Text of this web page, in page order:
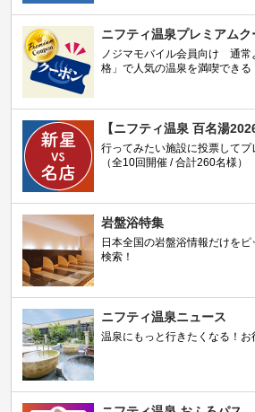
ニフティ温泉プレミアムク
ノジマモバイル会員向け 通常
格」で人気の温泉を満喫できる
【ニフティ温泉 百名湯2026
行ってみたい施設に投票してプ
（全10回開催 / 合計260名様）
岩盤浴特集
日本全国の岩盤浴情報だけを
検索！
ニフティ温泉ニュース
温泉にもっと行きたくなる！お